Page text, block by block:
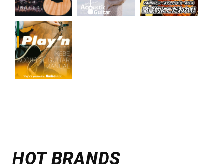
HOT BRANDS